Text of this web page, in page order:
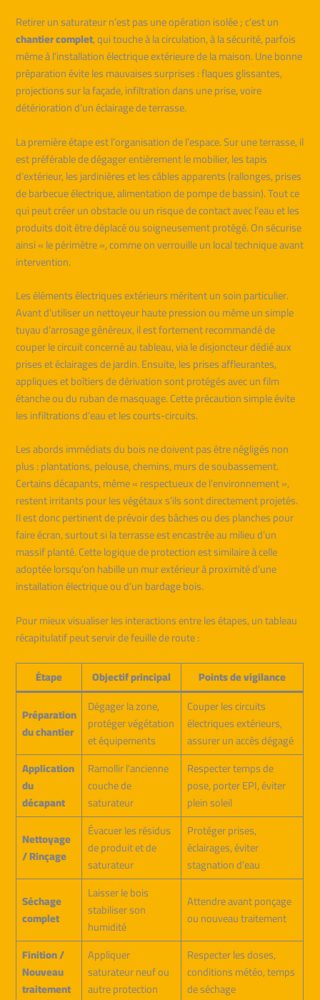
Retirer un saturateur n’est pas une opération isolée ; c’est un
chantier complet, qui touche à la circulation, à la sécurité, parfois
même à l’installation électrique extérieure de la maison. Une bonne
préparation évite les mauvaises surprises : flaques glissantes,
projections sur la façade, infiltration dans une prise, voire
détérioration d’un éclairage de terrasse.
La première étape est l’organisation de l’espace. Sur une terrasse, il
est préférable de dégager entièrement le mobilier, les tapis
d’extérieur, les jardinières et les câbles apparents (rallonges, prises
de barbecue électrique, alimentation de pompe de bassin). Tout ce
qui peut créer un obstacle ou un risque de contact avec l’eau et les
produits doit être déplacé ou soigneusement protégé. On sécurise
ainsi « le périmètre », comme on verrouille un local technique avant
intervention.
Les éléments électriques extérieurs méritent un soin particulier.
Avant d’utiliser un nettoyeur haute pression ou même un simple
tuyau d’arrosage généreux, il est fortement recommandé de
couper le circuit concerné au tableau, via le disjoncteur dédié aux
prises et éclairages de jardin. Ensuite, les prises affleurantes,
appliques et boîtiers de dérivation sont protégés avec un film
étanche ou du ruban de masquage. Cette précaution simple évite
les infiltrations d’eau et les courts-circuits.
Les abords immédiats du bois ne doivent pas être négligés non
plus : plantations, pelouse, chemins, murs de soubassement.
Certains décapants, même « respectueux de l’environnement »,
restent irritants pour les végétaux s’ils sont directement projetés.
Il est donc pertinent de prévoir des bâches ou des planches pour
faire écran, surtout si la terrasse est encastrée au milieu d’un
massif planté. Cette logique de protection est similaire à celle
adoptée lorsqu’on habille un mur extérieur à proximité d’une
installation électrique ou d’un bardage bois.
Pour mieux visualiser les interactions entre les étapes, un tableau
récapitulatif peut servir de feuille de route :
Étape Objectif principal
Points de vigilance
Préparation
du chantier
Dégager la zone,
protéger végétation
et équipements
Couper les circuits
électriques extérieurs,
assurer un accès dégagé
Application
du
décapant
Ramollir l’ancienne
couche de
saturateur
Respecter temps de
pose, porter EPI, éviter
plein soleil
Nettoyage
/ Rinçage
Évacuer les résidus
de produit et de
saturateur
Protéger prises,
éclairages, éviter
stagnation d’eau
Séchage
complet
Laisser le bois
stabiliser son
humidité
Attendre avant ponçage
ou nouveau traitement
Finition /
Nouveau
traitement
Appliquer
saturateur neuf ou
autre protection
Respecter les doses,
conditions météo, temps
de séchage